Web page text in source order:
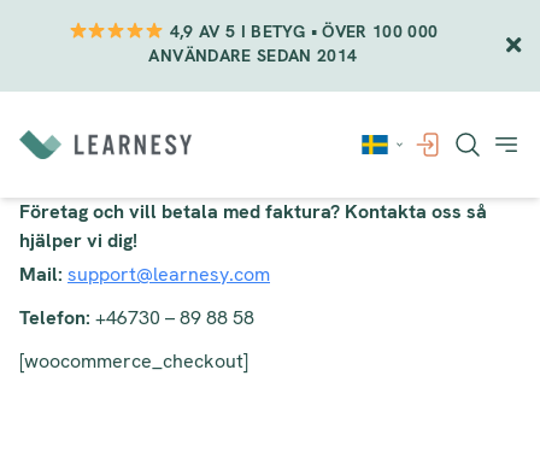
4,9 AV 5 I BETYG • ÖVER 100 000
ANVÄNDARE SEDAN 2014
till
innehåll
Företag och vill betala med faktura? Kontakta oss så
hjälper vi dig!
Mail: support@learnesy.com
Telefon: +46730 – 89 88 58
[woocommerce_checkout]